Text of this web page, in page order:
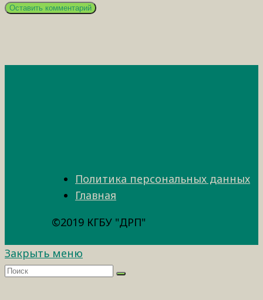
Политика персональных данных
Главная
©2019 КГБУ "ДРП"
Закрыть меню